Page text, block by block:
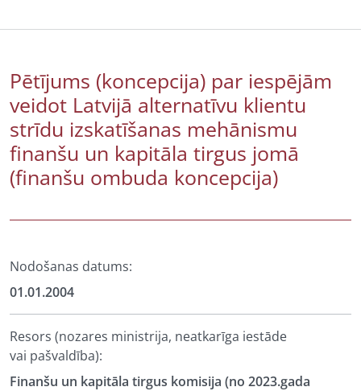
Pētījums (koncepcija) par iespējām
veidot Latvijā alternatīvu klientu
strīdu izskatīšanas mehānismu
finanšu un kapitāla tirgus jomā
(finanšu ombuda koncepcija)
Nodošanas datums:
01.01.2004
Resors (nozares ministrija, neatkarīga iestāde
vai pašvaldība):
Finanšu un kapitāla tirgus komisija (no 2023.gada